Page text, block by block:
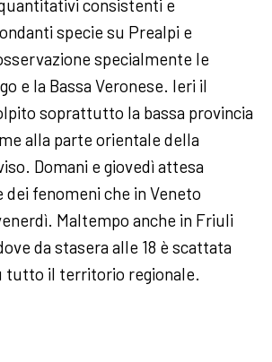
consistenti e
specie su Prealpi e
specialmente le
e la Bassa Veronese. Ieri il
soprattutto la bassa provincia
alla parte orientale della
Domani e giovedì attesa
dei fenomeni che in Veneto
Maltempo anche in Friuli
da stasera alle 18 è scattata
tutto il territorio regionale.